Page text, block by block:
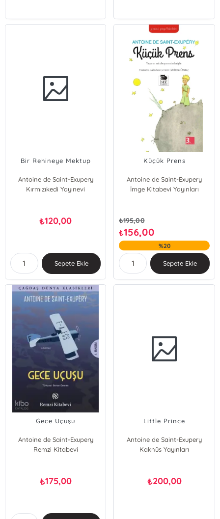
Bir Rehineye Mektup
Antoine de Saint-Exupery
Kırmızıkedi Yayınevi
₺120,00
Sepete Ekle
Küçük Prens
Antoine de Saint-Exupery
İmge Kitabevi Yayınları
₺195,00
₺156,00
%20
Sepete Ekle
Gece Uçuşu
Antoine de Saint-Exupery
Remzi Kitabevi
₺175,00
Little Prince
Antoine de Saint-Exupery
Kaknüs Yayınları
₺200,00